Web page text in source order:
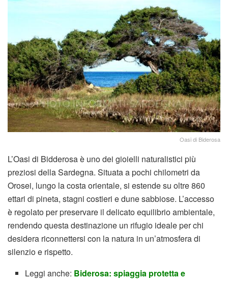
Oasi di Biderosa
L’Oasi di Bidderosa è uno dei gioielli naturalistici più
preziosi della Sardegna. Situata a pochi chilometri da
Orosei, lungo la costa orientale, si estende su oltre 860
ettari di pineta, stagni costieri e dune sabbiose. L’accesso
è regolato per preservare il delicato equilibrio ambientale,
rendendo questa destinazione un rifugio ideale per chi
desidera riconnettersi con la natura in un’atmosfera di
silenzio e rispetto.
Leggi anche: Biderosa: spiaggia protetta e